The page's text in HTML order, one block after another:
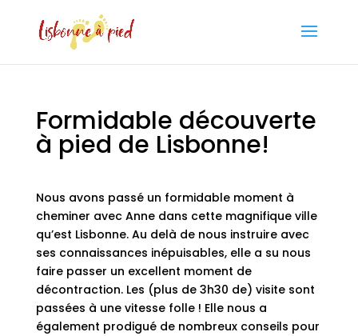
Formidable découverte
à pied de Lisbonne!
Nous avons passé un formidable moment à
cheminer avec Anne dans cette magnifique ville
qu’est Lisbonne. Au delà de nous instruire avec
ses connaissances inépuisables, elle a su nous
faire passer un excellent moment de
décontraction. Les (plus de 3h30 de) visite sont
passées à une vitesse folle ! Elle nous a
également prodigué de nombreux conseils pour